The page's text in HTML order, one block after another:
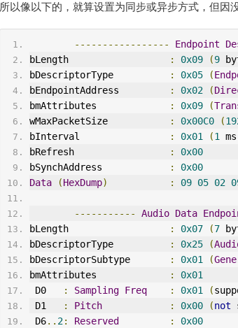
所以像以下的，就算设置为同步或异步方式，但因
----------------- Endpoint
bLength
: 0x09 (9
bDescriptorType
: 0x05 (
bEndpointAddress
: 0x02 (
bmAttributes
: 0x09 (
wMaxPacketSize
: 0x00C0 (
bInterval
: 0x01 (1 ms
bRefresh
:
0x00
bSynchAddress
:
0x00
Data
(HexDump) : 09 05 02
----------- Audio Data
bLength
: 0x07 (7
bDescriptorType
: 0x25 (
bDescriptorSubtype
: 0x01 (
bmAttributes
:
0x01
D0
: Sampling Freq : 0x01 (
D1
: Pitch : 0x00 (not
D6.. 2: Reserved :
0x00